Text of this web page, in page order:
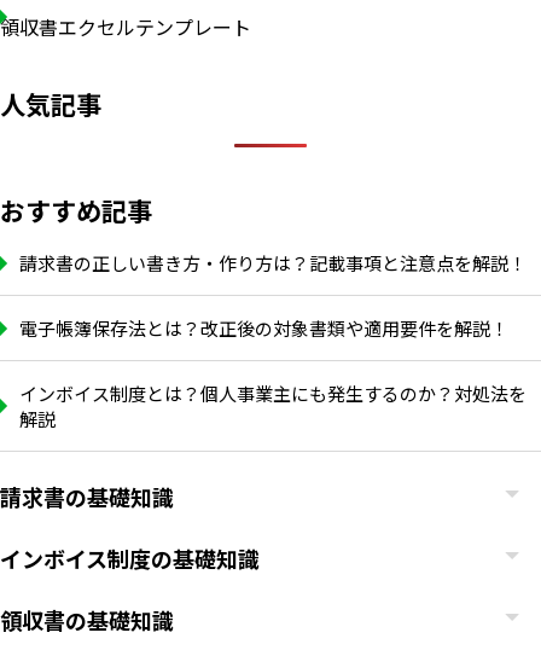
領収書エクセルテンプレート
人気記事
おすすめ記事
請求書の正しい書き方・作り方は？記載事項と注意点を解説！
電子帳簿保存法とは？改正後の対象書類や適用要件を解説！
インボイス制度とは？個人事業主にも発生するのか？対処法を
解説
請求書の基礎知識
インボイス制度の基礎知識
領収書の基礎知識